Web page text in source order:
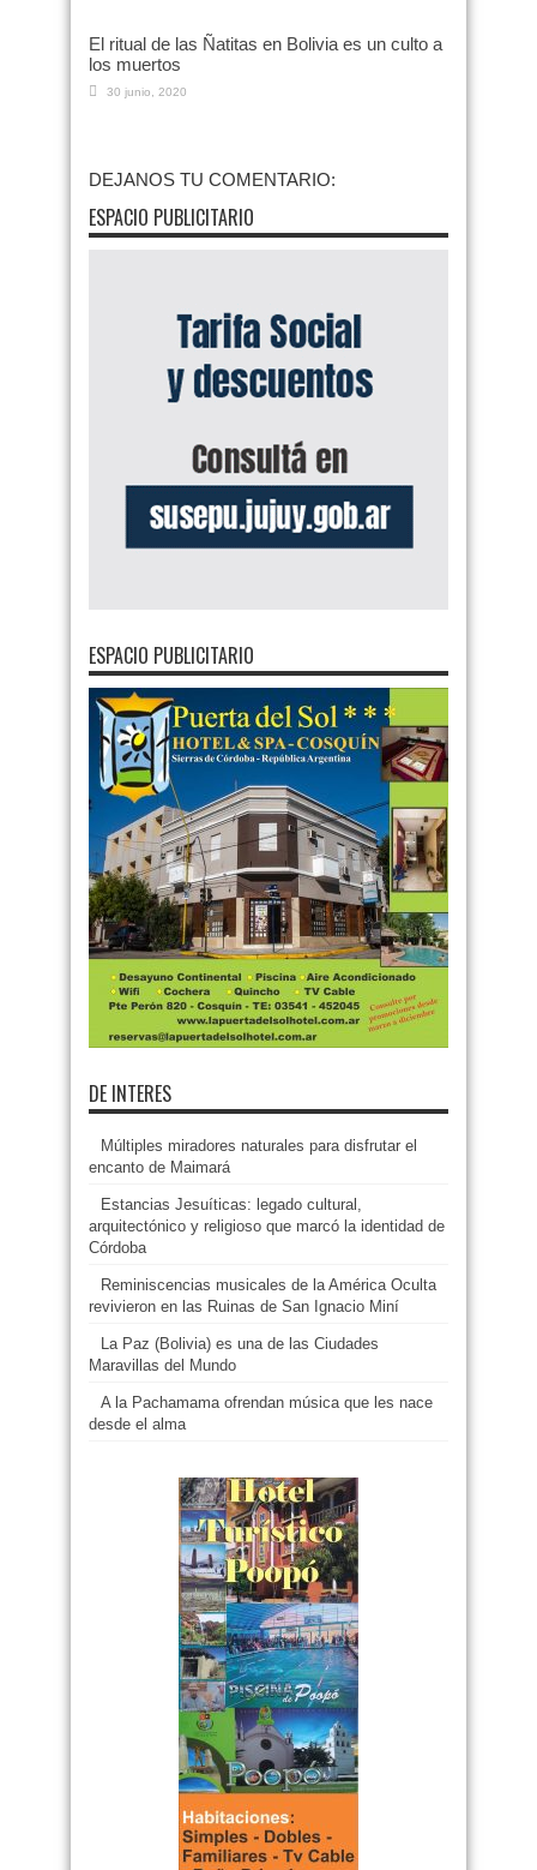
El ritual de las Ñatitas en Bolivia es un culto a
los muertos
30 junio, 2020
DEJANOS TU COMENTARIO:
ESPACIO PUBLICITARIO
ESPACIO PUBLICITARIO
DE INTERES
Múltiples miradores naturales para disfrutar el
encanto de Maimará
Estancias Jesuíticas: legado cultural,
arquitectónico y religioso que marcó la identidad de
Córdoba
Reminiscencias musicales de la América Oculta
revivieron en las Ruinas de San Ignacio Miní
La Paz (Bolivia) es una de las Ciudades
Maravillas del Mundo
A la Pachamama ofrendan música que les nace
desde el alma